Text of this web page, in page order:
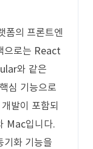
폼의 프론트엔
으로는 React
와 같은
심 기능으로
발이 포함되
Mac입니다.
기화 기능을